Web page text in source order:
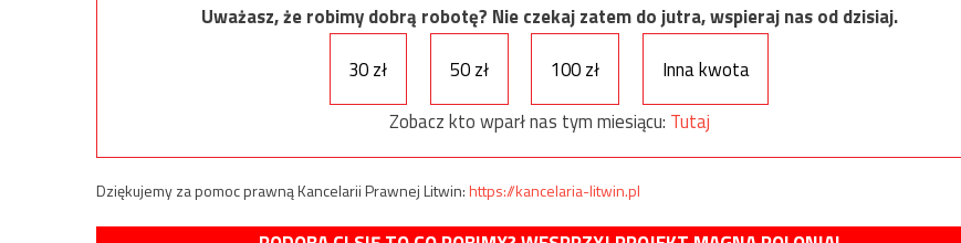
Uważasz, że robimy dobrą robotę? Nie czekaj zatem do jutra, wspieraj nas od dzisiaj.
30 zł
50 zł 100 zł
Inna kwota
Zobacz kto wparł nas tym miesiącu: Tutaj
Dziękujemy za pomoc prawną Kancelarii Prawnej Litwin:https://kancelaria-litwin.pl